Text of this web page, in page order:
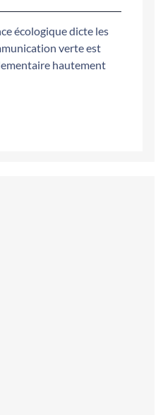
écologique dicte les
verte est
hautement